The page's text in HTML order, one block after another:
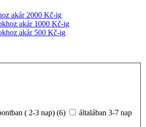
akár 2000 Kč-ig
akár 1000 Kč-ig
akár 500 Kč-ig
( 2-3 nap) (6)
általában 3-7 nap